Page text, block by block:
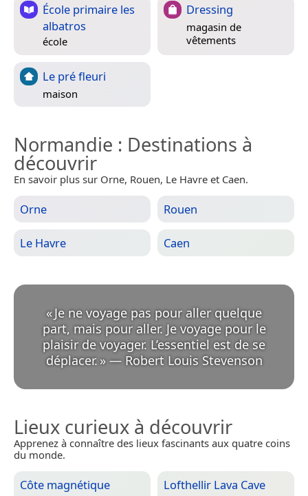
École primaire les
albatros
école
Dressing
magasin de
vêtements
Le pré fleuri
maison
Normandie : Destinations à
découvrir
En savoir plus sur Orne, Rouen, Le Havre et Caen.
Orne Rouen
Le Havre Caen
«Je ne voyage pas pour aller quelque
part, mais pour aller. Je voyage pour le
plaisir de voyager. L’essentiel est de se
déplacer. » — Robert Louis Stevenson
Lieux curieux à découvrir
Apprenez à connaître des lieux fascinants aux quatre coins
du monde.
Côte magnétique Lofthellir Lava Cave